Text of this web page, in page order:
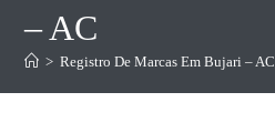
– AC
> Registro De Marcas Em Bujari – AC